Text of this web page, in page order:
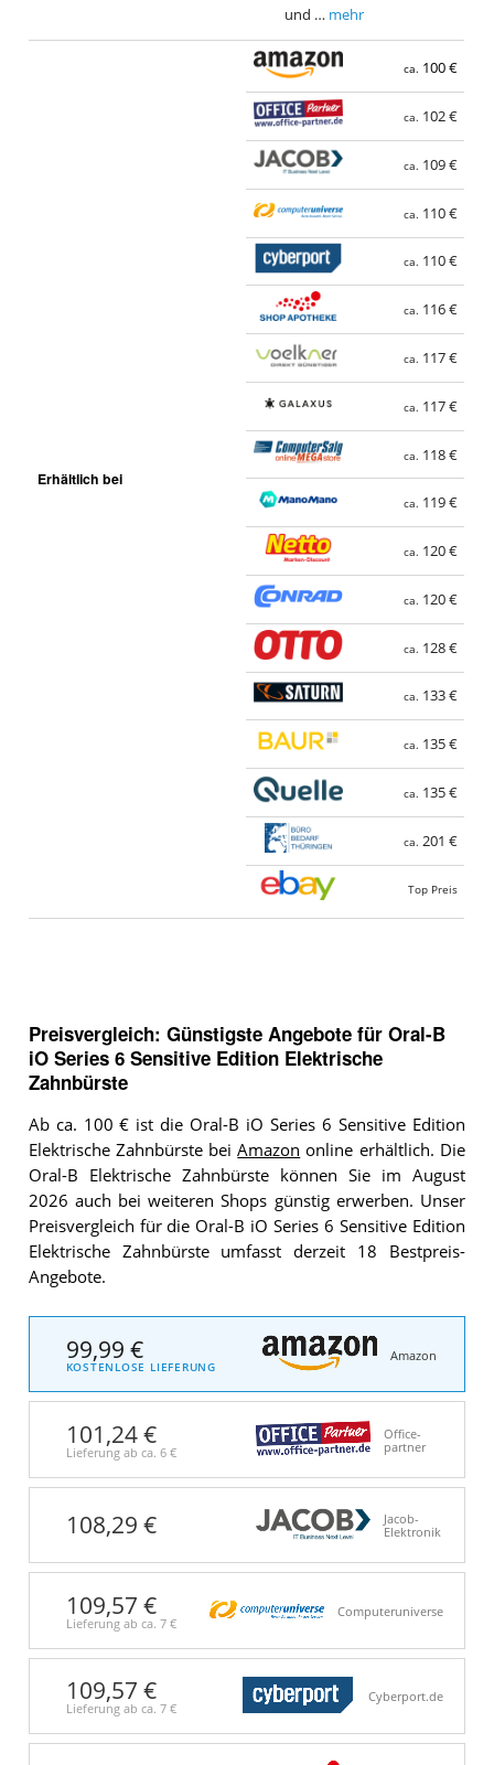
und … mehr
Erhältlich bei
ca. 100 €
ca. 102 €
ca. 109 €
ca. 110 €
ca. 110 €
ca. 116 €
ca. 117 €
ca. 117 €
ca. 118 €
ca. 119 €
ca. 120 €
ca. 120 €
ca. 128 €
ca. 133 €
ca. 135 €
ca. 135 €
ca. 201 €
Top Preis
Preisvergleich: Günstigste Angebote für Oral-B
iO Series 6 Sensitive Edition Elektrische
Zahnbürste
Ab ca. 100 € ist die Oral-B iO Series 6 Sensitive Edition
Elektrische Zahnbürste beiAmazon online erhältlich. Die
Oral-B Elektrische Zahnbürste können Sie im August
2026 auch bei weiteren Shops günstig erwerben. Unser
Preisvergleich für die Oral-B iO Series 6 Sensitive Edition
Elektrische Zahnbürste umfasst derzeit 18 Bestpreis-
Angebote.
99,99 €
KOSTENLOSE LIEFERUNG
Amazon
101,24 €
Lieferung ab ca. 6 €
Office-
partner
108,29 €
Jacob-
Elektronik
109,57 €
Lieferung ab ca. 7 €
Computeruniverse
109,57 €
Lieferung ab ca. 7 €
Cyberport.de